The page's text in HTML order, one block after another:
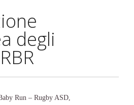
degli
Run – Rugby ASD,